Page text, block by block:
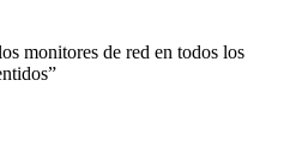
monitores de red en todos los